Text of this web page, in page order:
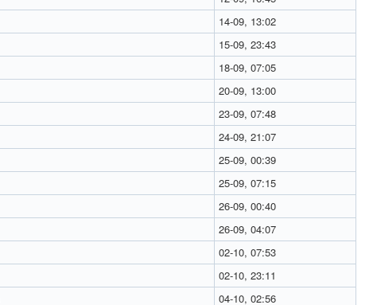
14-09, 13:02
15-09, 23:43
18-09, 07:05
20-09, 13:00
23-09, 07:48
24-09, 21:07
25-09, 00:39
25-09, 07:15
26-09, 00:40
26-09, 04:07
02-10, 07:53
02-10, 23:11
04-10, 02:56